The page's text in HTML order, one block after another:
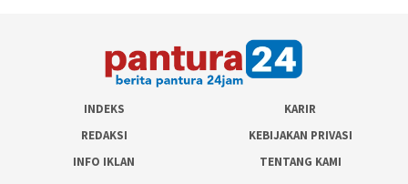
INDEKS
KARIR
REDAKSI
KEBIJAKAN PRIVASI
INFO IKLAN
TENTANG KAMI